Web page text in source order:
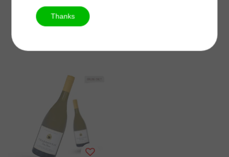
Verzendkosten
Thanks